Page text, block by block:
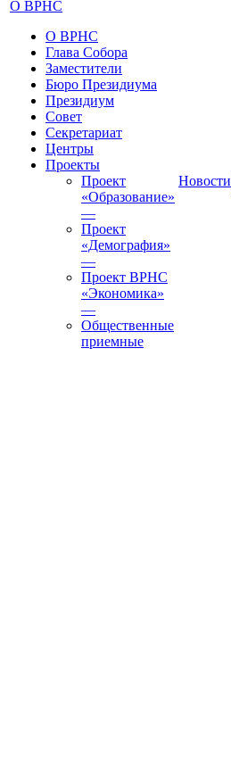
О ВРНС
О ВРНС
Глава Собора
Заместители
Бюро Президиума
Президиум
Совет
Секретариат
Центры
Проекты
Проект
«Образование»
—
Проект
«Демография»
—
Проект ВРНС
«Экономика»
—
Общественные
приемные
Новости